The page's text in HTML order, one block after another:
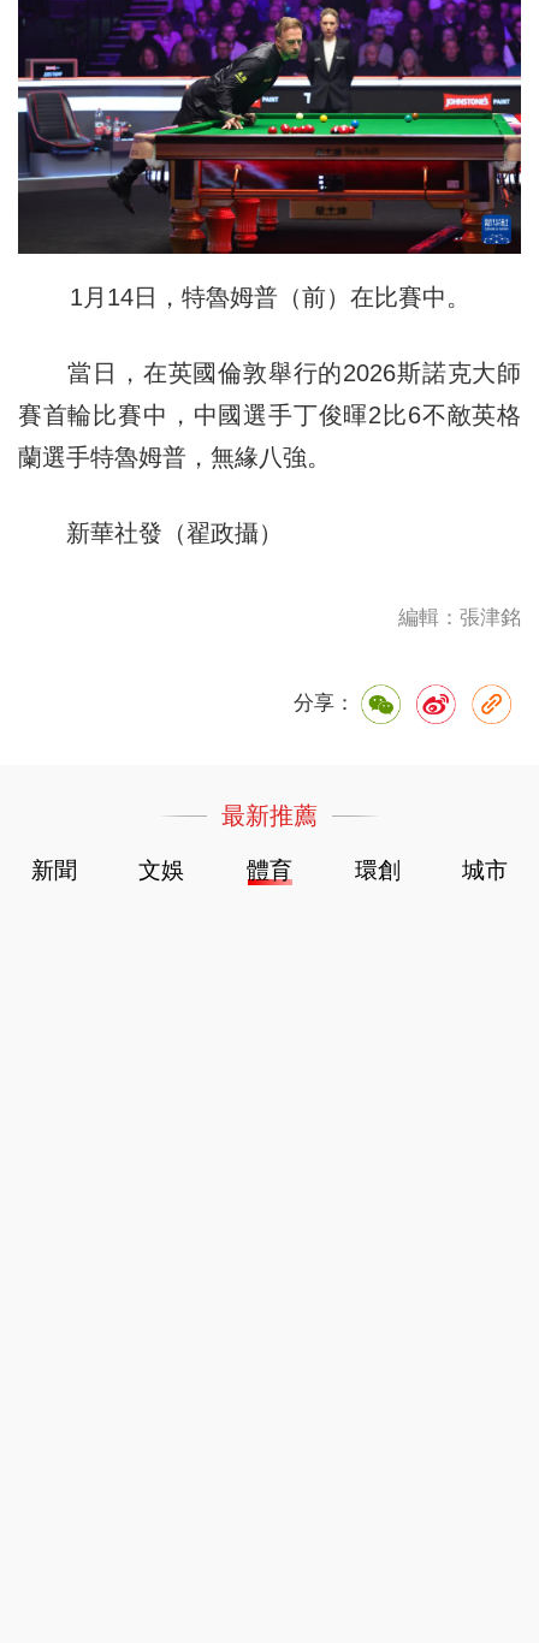
1月14日，特魯姆普（前）在比賽中。
當日，在英國倫敦舉行的2026斯諾克大師
賽首輪比賽中，中國選手丁俊暉2比6不敵英格
蘭選手特魯姆普，無緣八強。
新華社發（翟政攝）
編輯：張津銘
分享：
最新推薦
新聞 文娛 體育 環創 城市